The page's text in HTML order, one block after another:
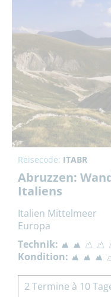
Reisecode: ITABR
Abruzzen:
Italiens
Italien Mittelmeer
Europa
Technik:
Kondition:
2 Termine à 10